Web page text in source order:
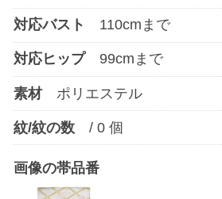
対応バスト 110cmまで
対応ヒップ 99cmまで
素材 ポリエステル
紋/紋の数 /0 個
画像の帯品番